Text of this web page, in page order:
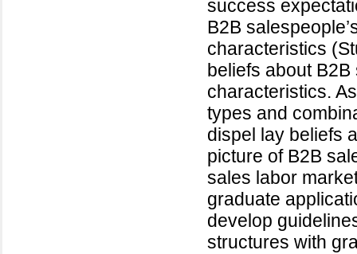
success
B2B
characteristics
beliefs about
characteristics.
types and
dispel lay beliefs
picture of B2B
sales labor
graduate
develop
structures with